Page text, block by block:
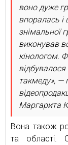
воно дуже
впоралась і
знімальної
виконував
кінологом.
такмеду», —
Маргарита
Вона також
та області.